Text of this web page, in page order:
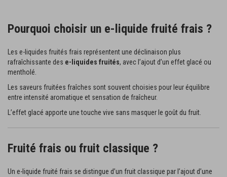
Pourquoi choisir un e-liquide fruité frais ?
Les e-liquides fruités frais représentent une déclinaison plus
rafraîchissante des e-liquides fruités, avec l’ajout d’un effet glacé ou
mentholé.
Les saveurs fruitées fraîches sont souvent choisies pour leur équilibre
entre intensité aromatique et sensation de fraîcheur.
L’effet glacé apporte une touche vive sans masquer le goût du fruit.
Fruité frais ou fruit classique ?
Un e-liquide fruité frais se distingue d’un fruit classique par l’ajout d’une